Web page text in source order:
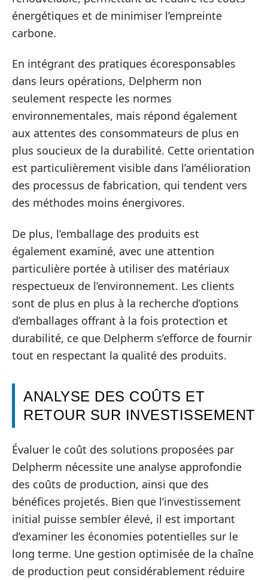
énergétiques et de minimiser l’empreinte
carbone.
En intégrant des pratiques écoresponsables
dans leurs opérations, Delpherm non
seulement respecte les normes
environnementales, mais répond également
aux attentes des consommateurs de plus en
plus soucieux de la durabilité. Cette orientation
est particulièrement visible dans l’amélioration
des processus de fabrication, qui tendent vers
des méthodes moins énergivores.
De plus, l’emballage des produits est
également examiné, avec une attention
particulière portée à utiliser des matériaux
respectueux de l’environnement. Les clients
sont de plus en plus à la recherche d’options
d’emballages offrant à la fois protection et
durabilité, ce que Delpherm s’efforce de fournir
tout en respectant la qualité des produits.
ANALYSE DES COÛTS ET
RETOUR SUR INVESTISSEMENT
Évaluer le coût des solutions proposées par
Delpherm nécessite une analyse approfondie
des coûts de production, ainsi que des
bénéfices projetés. Bien que l’investissement
initial puisse sembler élevé, il est important
d’examiner les économies potentielles sur le
long terme. Une gestion optimisée de la chaîne
de production peut considérablement réduire